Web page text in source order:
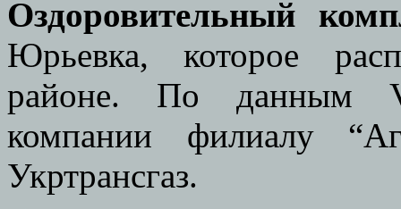
Оздоровительный
Юрьевка, которое
районе. По данным
компании филиалу
Укртрансгаз.